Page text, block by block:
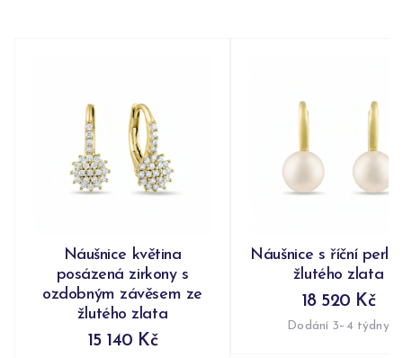
Náušnice květina
posázená zirkony s
ozdobným závěsem ze
žlutého zlata
15 140 Kč
Náušnice s říční
žlutého zlata
18 520 Kč
Dodání 3–4 týdny